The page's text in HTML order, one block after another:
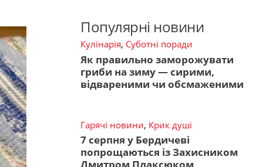
Популярні новини
Кулінарія, Суботні поради
Як правильно заморожувати
гриби на зиму — сирими,
відвареними чи обсмаженими
Гарячі новини, Крик душі
7 серпня у Бердичеві
попрощаються із Захисником